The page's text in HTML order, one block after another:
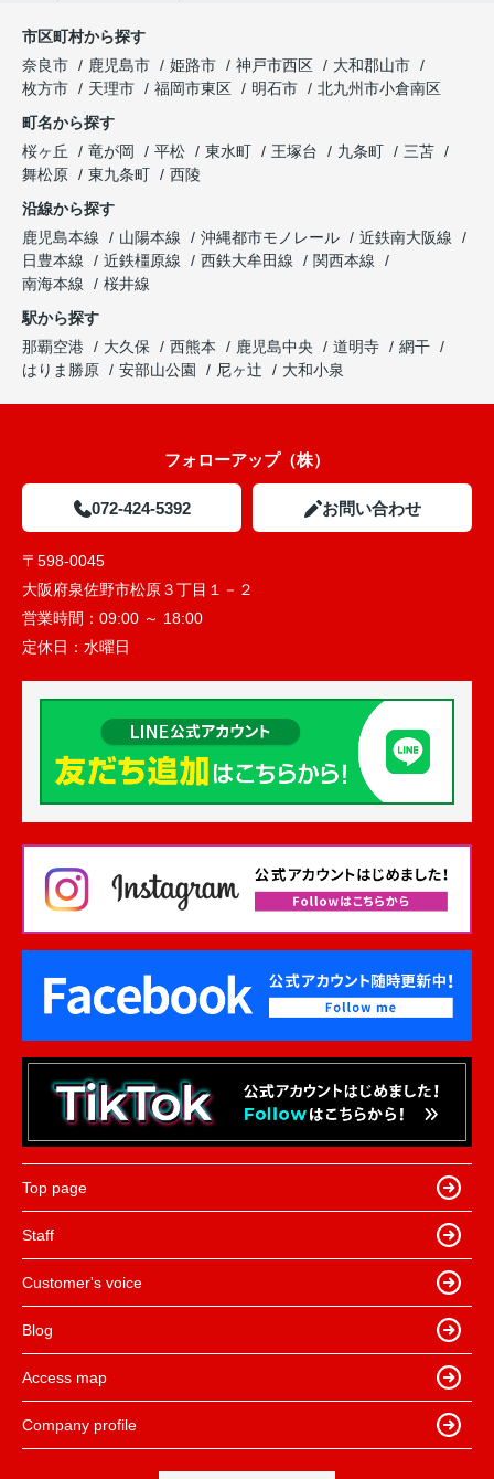
市区町村から探す
奈良市
鹿児島市 姫路市 神戸市西区
大和郡山市
枚方市
天理市 福岡市東区 明石市
北九州市小倉南区
町名から探す
桜ヶ丘
竜が岡 平松 東水町 王塚台 九条町
三苫
舞松原
東九条町
西陵
沿線から探す
鹿児島本線
山陽本線 沖縄都市モノレール
近鉄南大阪線
日豊本線
近鉄橿原線 西鉄大牟田線
関西本線
南海本線
桜井線
駅から探す
那覇空港
大久保 西熊本 鹿児島中央 道明寺
網干
はりま勝原
安部山公園 尼ヶ辻 大和小泉
フォローアップ（株）
072-424-5392 お問い合わせ
〒598-0045
大阪府泉佐野市松原３丁目１－２
営業時間： 09:00 ～ 18:00
定休日： 水曜日
Top page
Staff
Customer's voice
Blog
Access map
Company profile